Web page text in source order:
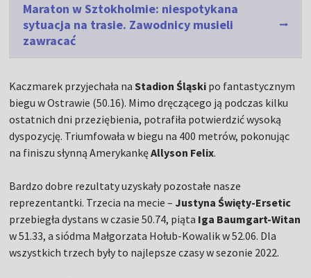
Maraton w Sztokholmie: niespotykana
sytuacja na trasie. Zawodnicy musieli
zawracać
Kaczmarek przyjechała naStadion Śląski po fantastycznym
biegu w Ostrawie (50.16). Mimo dręczącego ją podczas kilku
ostatnich dni przeziębienia, potrafiła potwierdzić wysoką
dyspozycję. Triumfowała w biegu na 400 metrów, pokonując
na finiszu słynną AmerykankęAllyson Felix.
Bardzo dobre rezultaty uzyskały pozostałe nasze
reprezentantki. Trzecia na mecie – Justyna Święty-Ersetic
przebiegła dystans w czasie 50.74, piąta Iga Baumgart-Witan
w 51.33, a siódma Małgorzata Hołub-Kowalik w 52.06. Dla
wszystkich trzech były to najlepsze czasy w sezonie 2022.